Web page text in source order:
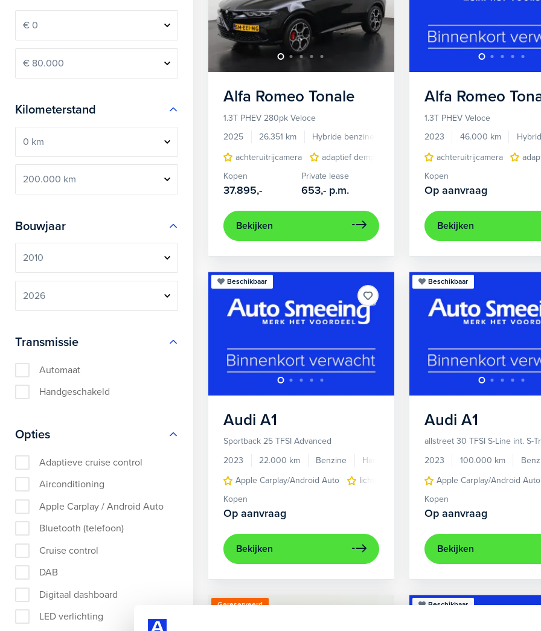
Kilometerstand
Bouwjaar
Transmissie
Automaat
Handgeschakeld
Opties
Adaptieve cruise control
Airconditioning
Apple Carplay / Android Auto
Bluetooth (telefoon)
Cruise control
DAB
Digitaal dashboard
LED verlichting
Alfa Romeo Tonale
1.3T PHEV 280pk Veloce
2025
26.351 km Hybride benzine
Automaat
achteruitrijcamera
adaptief demping systeem audio installatie premium
Kopen
37.895,-
Private lease
653,- p.m.
Bekijken
Alfa Romeo
1.3T PHEV Veloce
2023
46.000 km
achteruitrijcamera
Kopen
Op aanvraag
Bekijken
Beschikbaar
Audi A1
Sportback 25 TFSI Advanced
2023
22.000 km Benzine
Handgeschakeld
Apple Carplay/Android Auto
lichtmetalen velgen 5-spaaks 17"
Kopen
Op aanvraag
Bekijken
Beschikbaar
Audi A1
allstreet 30 TFSI S-Line int. S-
2023
100.000 km
Apple Carplay/Android Auto
Kopen
Op aanvraag
Bekijken
Gereserveerd Beschikbaar